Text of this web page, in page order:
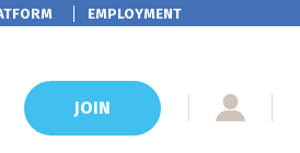
EMPLOYMENT
JOIN